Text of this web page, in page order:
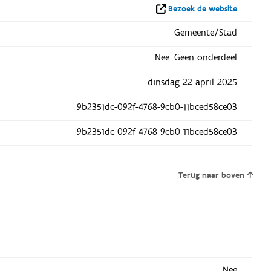
Bezoek de website
Gemeente/Stad
Nee: Geen onderdeel
dinsdag 22 april 2025
9b2351dc-092f-4768-9cb0-11bced58ce03
9b2351dc-092f-4768-9cb0-11bced58ce03
Terug naar boven